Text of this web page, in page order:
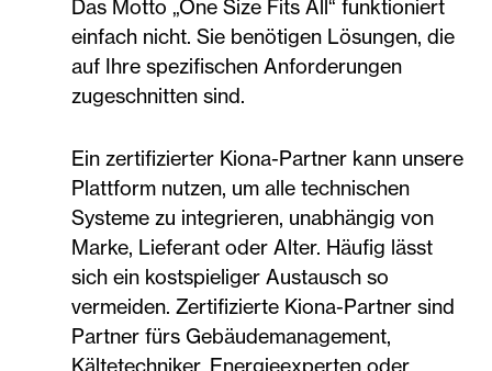
Das Motto „One Size Fits All“ funktioniert
einfach nicht. Sie benötigen Lösungen, die
auf Ihre spezifischen Anforderungen
zugeschnitten sind.
Ein zertifizierter Kiona-Partner kann unsere
Plattform nutzen, um alle technischen
Systeme zu integrieren, unabhängig von
Marke, Lieferant oder Alter. Häufig lässt
sich ein kostspieliger Austausch so
vermeiden. Zertifizierte Kiona-Partner sind
Partner fürs Gebäudemanagement,
Kältetechniker, Energieexperten oder